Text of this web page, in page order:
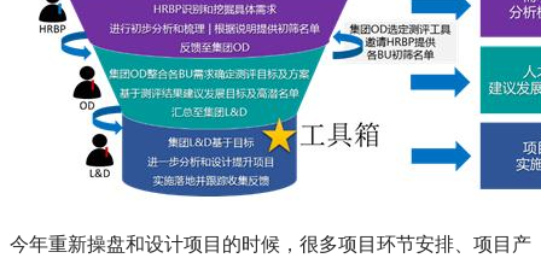
今年重新操盘和设计项目的时候，很多项目环节安排、项目产